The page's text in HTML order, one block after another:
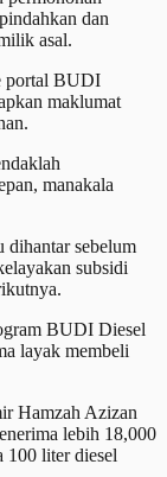
dan
asal.
portal BUDI
maklumat
manakala
dihantar sebelum
subsidi
BUDI Diesel
layak membeli
Hamzah Azizan
lebih 18,000
100 liter diesel